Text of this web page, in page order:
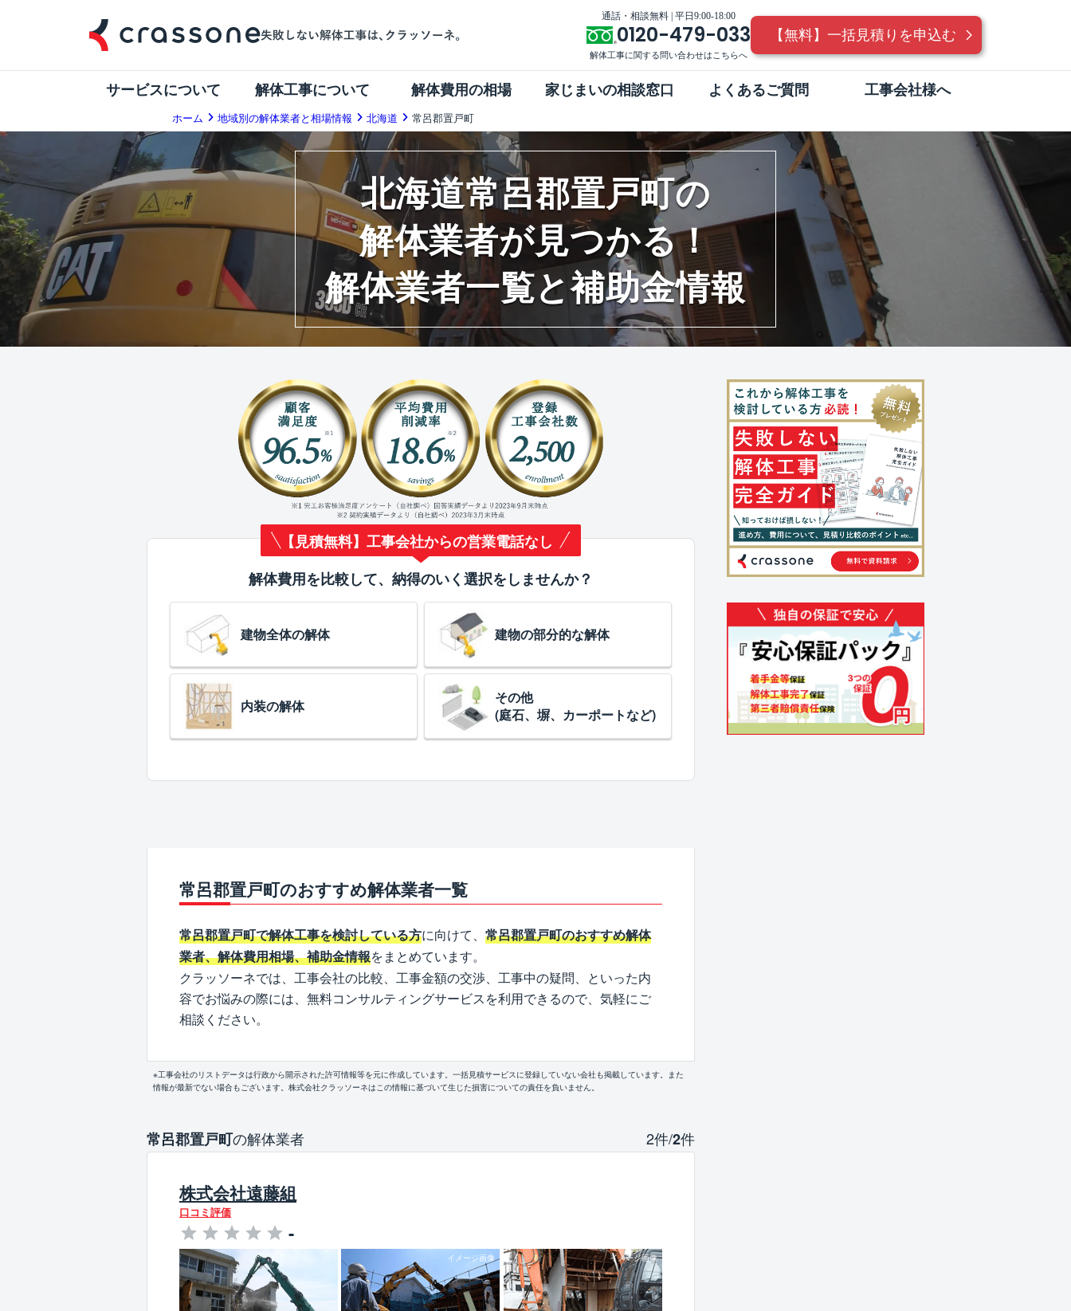
通話・相談無料 | 平日9:00-18:00
0120-479-033
解体工事に関する問い合わせはこちらへ
【無料】一括見積りを申込む
サービスについて 解体工事について 解体費用の相場 家じまいの相談窓口 よくあるご質問 工事会社様へ
ホーム 地域別の解体業者と相場情報 北海道 常呂郡置戸町
北海道常呂郡置戸町の
解体業者が見つかる！
解体業者一覧と補助金情報
【見積無料】工事会社からの営業電話なし
解体費用を比較して、納得のいく選択をしませんか？
建物全体の解体 建物の部分的な解体
内装の解体
その他
(庭石、塀、カーポートなど)
常呂郡置戸町のおすすめ解体業者一覧
常呂郡置戸町で解体工事を検討している方に向けて、 常呂郡置戸町のおすすめ解体
業者、解体費用相場、補助金情報をまとめています。
クラッソーネでは、工事会社の比較、工事金額の交渉、工事中の疑問、といった内
容でお悩みの際には、無料コンサルティングサービスを利用できるので、気軽にご
相談ください。
※工事会社のリストデータは行政から開示された許可情報等を元に作成しています。一括見積サービスに登録していない会社も掲載しています。また
情報が最新でない場合もございます。株式会社クラッソーネはこの情報に基づいて生じた損害についての責任を負いません。
常呂郡置戸町の解体業者 2件/2件
株式会社遠藤組
口コミ評価
-